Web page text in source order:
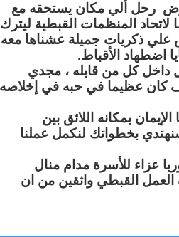
رحل ألي مكان يستحقه مع
المنظمات القبطية ليترك
علي ذكريات جميلة عشناها معه
اضطهاد الأقباط.
داخل كل من قابله ، مجدي
عظيما في حبه في إخلاصه
بمكانه اللائق بين
بخطواتك لنكمل عملنا
عزاء للأسرة مدام منال
العمل القبطي واثقين من ان